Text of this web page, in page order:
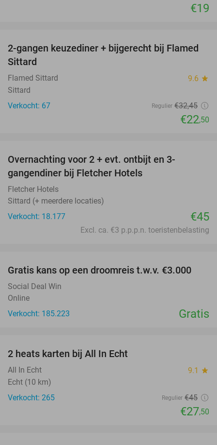
€19
31%
2-gangen keuzediner + bijgerecht bij Flamed
Sittard
Flamed Sittard 9.6 star
Sittard
Verkocht: 67
Regulier €32,45
€22,50
Overnachting voor 2 + evt. ontbijt en 3-
gangendiner bij Fletcher Hotels
Fletcher Hotels
Sittard (+ meerdere locaties)
Verkocht: 18.177
€45
Excl. ca. €3 p.p.p.n. toeristenbelasting
Gratis kans op een droomreis t.w.v. €3.000
Social Deal Win
Online
Verkocht: 185.223
Gratis
2 heats karten bij All In Echt
All In Echt 9.1 star
Echt (10 km)
Verkocht: 265
Regulier €45
€27,50